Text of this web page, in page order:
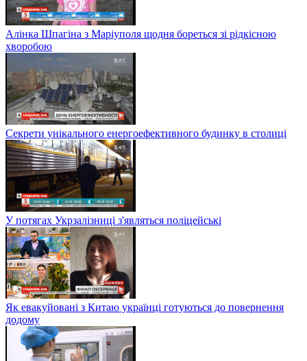
Алінка Шпагіна з Маріуполя щодня бореться зі рідкісною
хворобою
Секрети унікального енергоефективного будинку в столиці
У потягах Укрзалізниці з'являться поліцейські
Як евакуйовані з Китаю українці готуються до повернення
додому